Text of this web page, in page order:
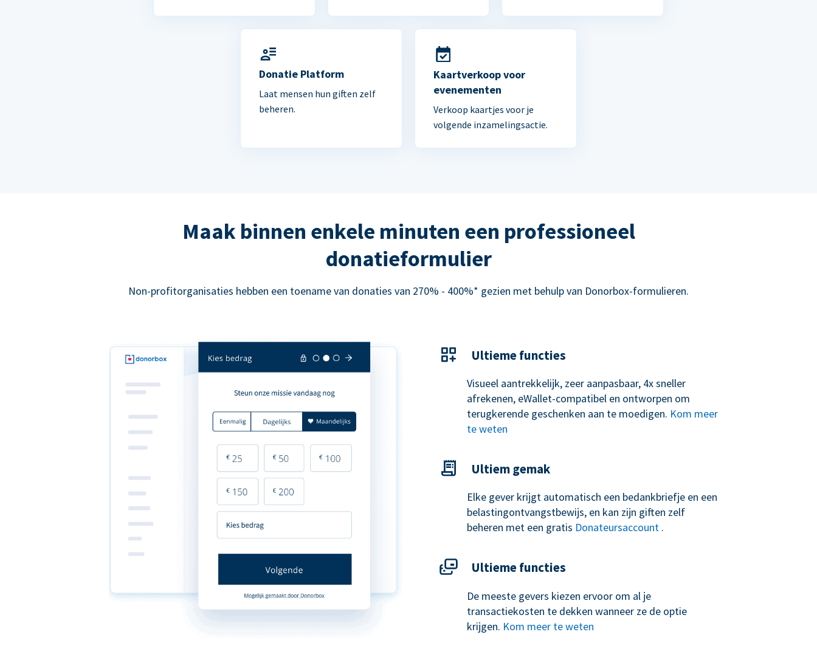
Donatie Platform
Laat mensen hun giften zelf
beheren.
Kaartverkoop voor
evenementen
Verkoop kaartjes voor je
volgende inzamelingsactie.
Maak binnen enkele minuten een professioneel
donatieformulier
Non-profitorganisaties hebben een toename van donaties van 270% - 400%* gezien met behulp van Donorbox-formulieren.
Ultieme functies
Visueel aantrekkelijk, zeer aanpasbaar, 4x sneller
afrekenen, eWallet-compatibel en ontworpen om
terugkerende geschenken aan te moedigen. Kom meer
te weten
Ultiem gemak
Elke gever krijgt automatisch een bedankbriefje en een
belastingontvangstbewijs, en kan zijn giften zelf
beheren met een gratis Donateursaccount .
Ultieme functies
De meeste gevers kiezen ervoor om al je
transactiekosten te dekken wanneer ze de optie
krijgen. Kom meer te weten